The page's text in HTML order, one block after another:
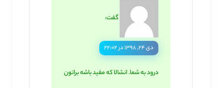
گفت:
دی ۲۴, ۱۳۹۸ در ۲۲:۰۲
درود به شما. انشالا که مفید باشه براتون